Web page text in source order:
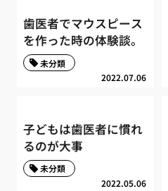
歯医者でマウスピース
を作った時の体験談。
2022.07.06
未分類
子どもは歯医者に慣れ
るのが大事
2022.05.06
未分類